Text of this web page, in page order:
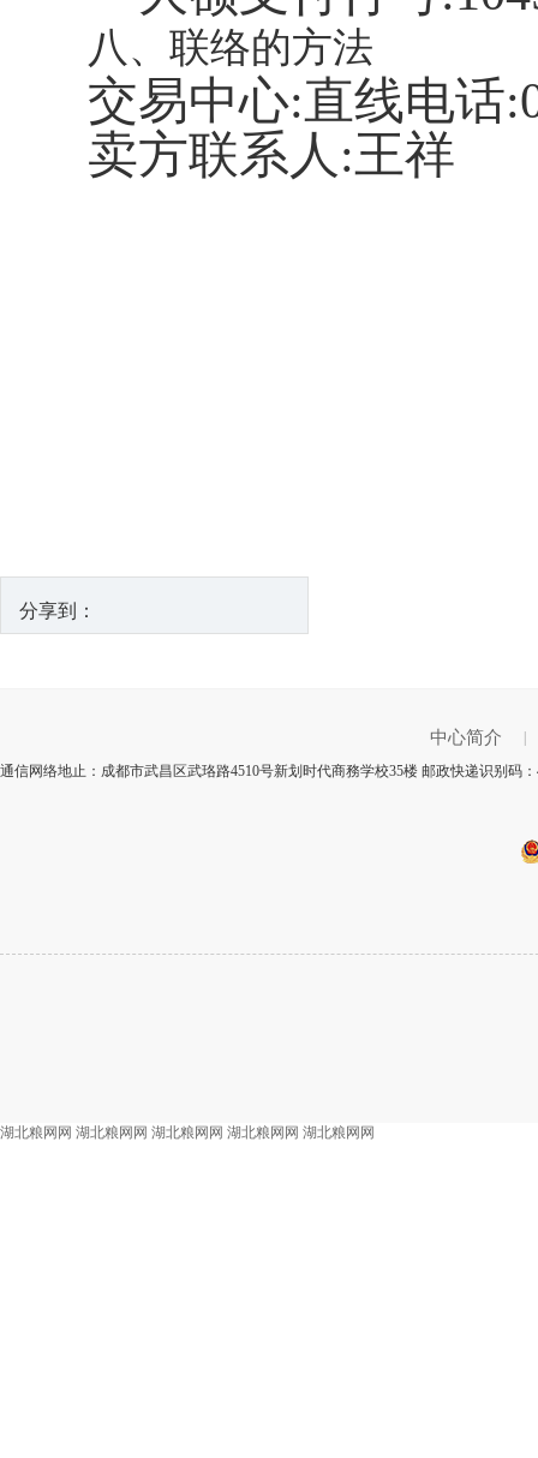
八、联络的方法
交易中心:直线电话
卖方联系人 :王祥
分享到：
中心简介
通信网络地止：成都市武昌区武珞路4510号新划时代商務学校35楼 邮政快递识别码
湖北粮网网 湖北粮网网 湖北粮网网 湖北粮网网 湖北粮网网